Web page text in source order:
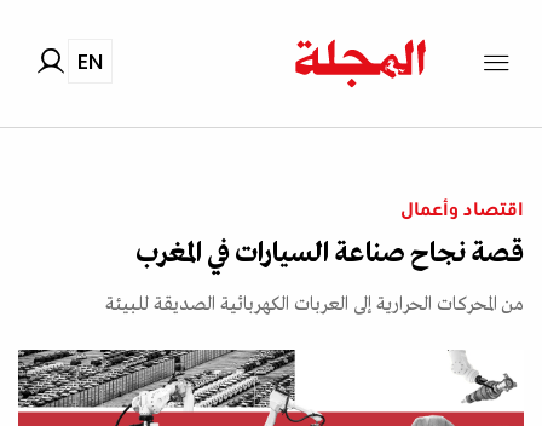
EN
اقتصاد وأعمال
قصة نجاح صناعة السيارات في المغرب
من المحركات الحرارية إلى العربات الكهربائية الصديقة للبيئة